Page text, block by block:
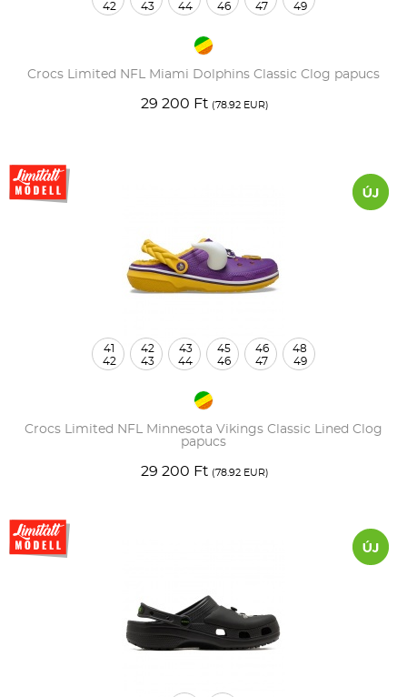
Crocs Limited NFL Miami Dolphins Classic Clog papucs
29 200 Ft (78.92 EUR)
42
43
44
46
47
49
Crocs Limited NFL Minnesota Vikings Classic Lined Clog
papucs
29 200 Ft (78.92 EUR)
41
42
42
43
43
44
45
46
46
47
48
49